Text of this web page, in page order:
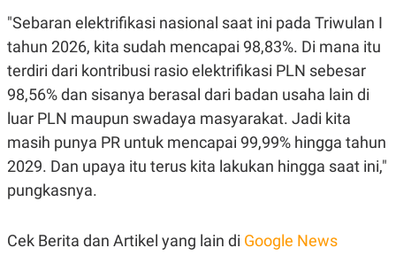
"Sebaran elektrifikasi nasional saat ini pada Triwulan I
tahun 2026, kita sudah mencapai 98,83%. Di mana itu
terdiri dari kontribusi rasio elektrifikasi PLN sebesar
98,56% dan sisanya berasal dari badan usaha lain di
luar PLN maupun swadaya masyarakat. Jadi kita
masih punya PR untuk mencapai 99,99% hingga tahun
2029. Dan upaya itu terus kita lakukan hingga saat ini,"
pungkasnya.
Cek Berita dan Artikel yang lain di Google News